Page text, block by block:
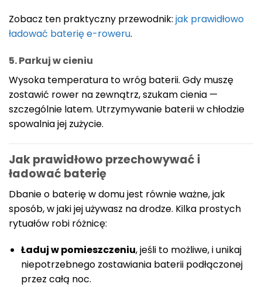
Zobacz ten praktyczny przewodnik: jak prawidłowo
ładować baterię e-roweru.
5. Parkuj w cieniu
Wysoka temperatura to wróg baterii. Gdy muszę
zostawić rower na zewnątrz, szukam cienia —
szczególnie latem. Utrzymywanie baterii w chłodzie
spowalnia jej zużycie.
Jak prawidłowo przechowywać i
ładować baterię
Dbanie o baterię w domu jest równie ważne, jak
sposób, w jaki jej używasz na drodze. Kilka prostych
rytuałów robi różnicę:
Ładuj w pomieszczeniu, jeśli to możliwe, i unikaj
niepotrzebnego zostawiania baterii podłączonej
przez całą noc.